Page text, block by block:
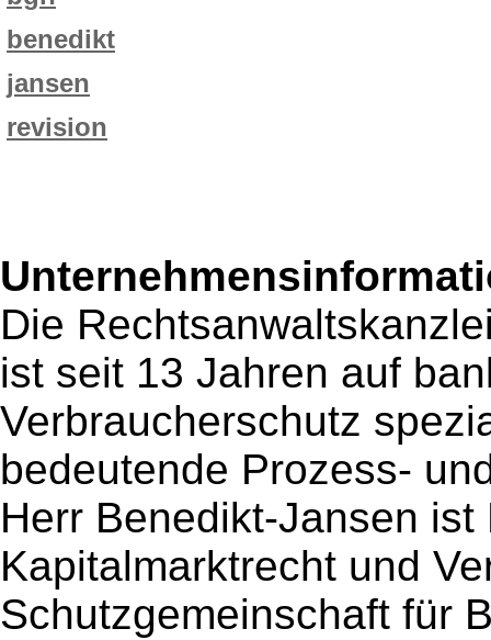
benedikt
jansen
revision
Die
ist seit 13 Jahren auf
Verbraucherschutz
bedeutende Prozess-
Herr Benedikt-Jansen
Kapitalmarktrecht und
Schutzgemeinschaft für